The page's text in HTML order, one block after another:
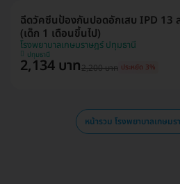
ฉีดวัคซีนป้องกันปอดอักเสบ IPD 13
(เด็ก 1 เดือนขึ้นไป)
โรงพยาบาลเกษมราษฎร์ ปทุมธานี
ปทุมธานี
2,134 บาท2,200 บาท ประหยัด 3%
หน้ารวม โรงพยาบาลเกษม